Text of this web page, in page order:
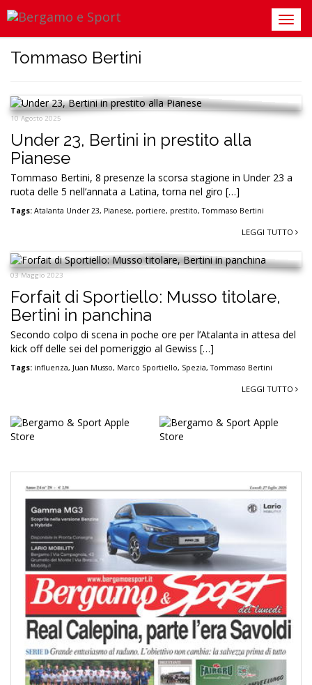
Tommaso Bertini
10 Agosto 2025
Under 23, Bertini in prestito alla
Pianese
Tommaso Bertini, 8 presenze la scorsa stagione in Under 23 a
ruota delle 5 nell’annata a Latina, torna nel giro […]
Tags: Atalanta Under 23, Pianese, portiere, prestito,Tommaso Bertini
LEGGI TUTTO
03 Maggio 2023
Forfait di Sportiello: Musso titolare,
Bertini in panchina
Secondo colpo di scena in poche ore per l’Atalanta in attesa del
kick off delle sei del pomeriggio al Gewiss […]
Tags: influenza, Juan Musso, Marco Sportiello, Spezia,Tommaso Bertini
LEGGI TUTTO